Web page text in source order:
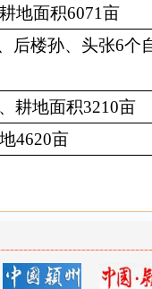
地面积6071亩
后楼孙、头张6个
耕地面积3210亩
4620亩